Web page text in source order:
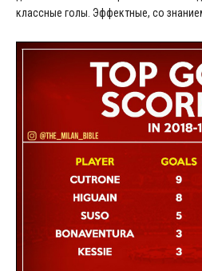
классные голы. Эффектные, со